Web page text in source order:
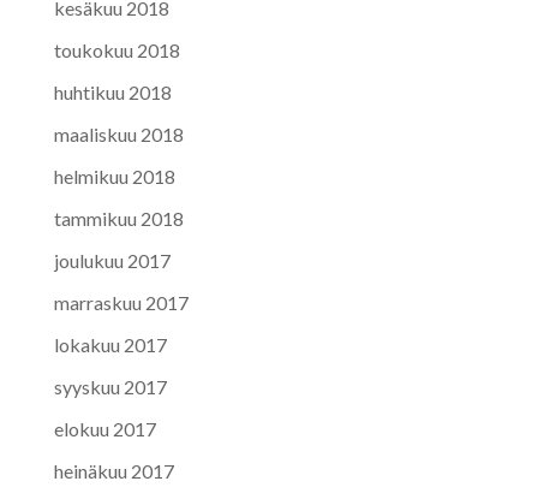
kesäkuu 2018
toukokuu 2018
huhtikuu 2018
maaliskuu 2018
helmikuu 2018
tammikuu 2018
joulukuu 2017
marraskuu 2017
lokakuu 2017
syyskuu 2017
elokuu 2017
heinäkuu 2017